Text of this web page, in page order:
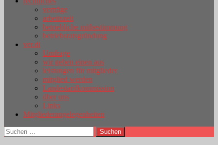
verträge
arbeitszeit
betriebliche mitbestimmung
betriebsratsgründung
ver.di
Umfrage
wir geben einen aus
leistungen für mitglieder
mitglied werden
Landestarifkommission
über uns
Links
Mitgliederangelegenheiten
Suchen
nach: